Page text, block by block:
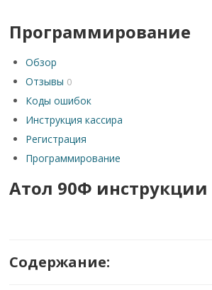
Программирование
Обзор
Отзывы 0
Коды ошибок
Инструкция кассира
Регистрация
Программирование
Атол 90Ф
Содержание: